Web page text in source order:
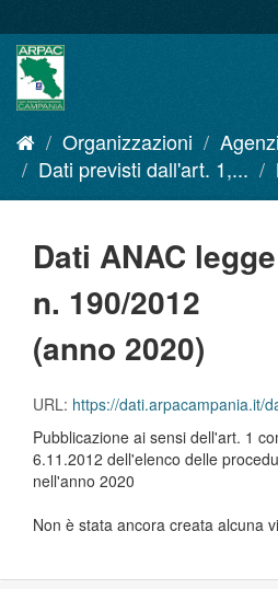
al
contenuto
Organizzazioni
Dati previsti dall'art. 1,...
Dati ANAC legge
n. 190/2012
(anno 2020)
URL: https://dati.arpacampania.it/dataset/1299fe36-2ee5-431b-8f64-c301f243224a/resource/d493f60b-
Pubblicazione ai sensi dell'art. 1
6.11.2012 dell'elenco delle
nell'anno 2020
Non è stata ancora creata alcuna